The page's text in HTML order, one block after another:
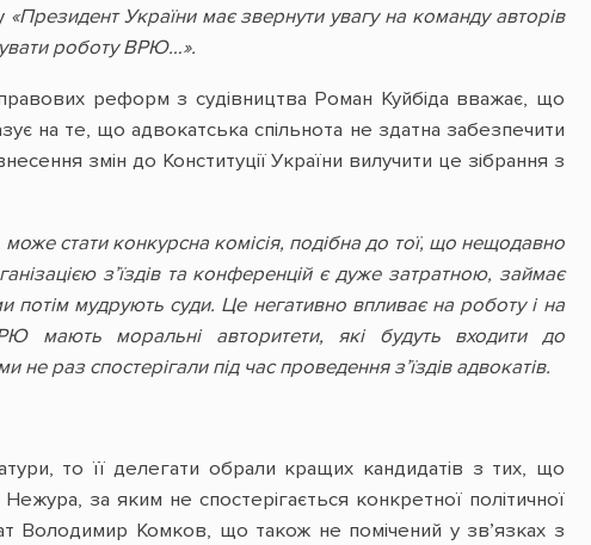
«Президент України має звернути увагу на команду авторів
роботу ВРЮ…».
реформ з судівництва Роман Куйбіда вважає, що
на те, що адвокатська спільнота не здатна забезпечити
змін до Конституції України вилучити це зібрання з
стати конкурсна комісія, подібна до тої, що нещодавно
з’їздів та конференцій є дуже затратною, займає
потім мудрують суди. Це негативно впливає на роботу і на
мають моральні авторитети, які будуть входити до
не раз спостерігали під час проведення з’їздів адвокатів.
то її делегати обрали кращих кандидатів з тих, що
за яким не спостерігається конкретної політичної
Володимир Комков, що також не помічений у зв’язках з